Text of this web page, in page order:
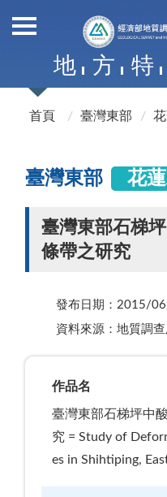
地 方 特
首頁 臺灣東部
臺灣東部 花
臺灣東部石梯
條帶之研究
發布日期：2015/
資料來源：地質調
作品名
臺灣東部石梯坪中
究 = Study of
es in Shihtiping,